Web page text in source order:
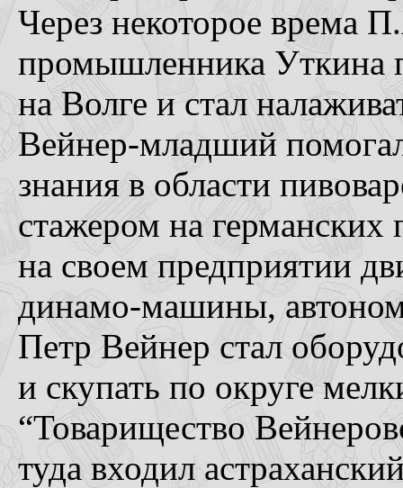
Через некоторое врема
промышленника Уткина
на Волге и стал
Вейнер-младший
знания в области
стажером на
на своем предприятии
динамо-машины,
Петр Вейнер стал
и скупать по округе
“Товарищество
туда входил